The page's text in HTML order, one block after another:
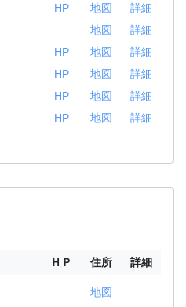
HP 地図
詳細
地図
詳細
HP 地図
詳細
HP 地図
詳細
HP 地図
詳細
HP 地図 詳細
ＨＰ 住所 詳細
地図